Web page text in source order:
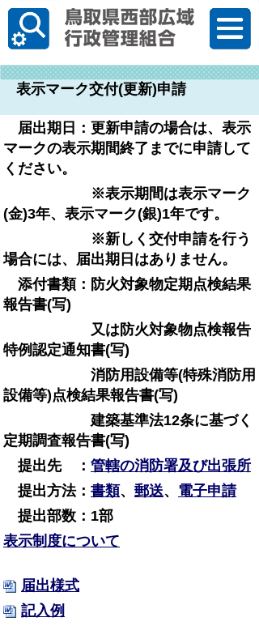
한국어
表示マーク交付(更新)申請
届出期日：更新申請の場合は、表示
マークの表示期間終了までに申請して
ください。
※表示期間は表示マーク
(金)3年、表示マーク(銀)1年です。
※新しく交付申請を行う
場合には、届出期日はありません。
添付書類：防火対象物定期点検結果
報告書(写)
又は防火対象物点検報告
特例認定通知書(写)
消防用設備等(特殊消防用
設備等)点検結果報告書(写)
建築基準法12条に基づく
定期調査報告書(写)
提出先 ： 管轄の消防署及び出張所
提出方法： 書類、 郵送、 電子申請
提出部数：1部
表示制度について
届出様式
記入例